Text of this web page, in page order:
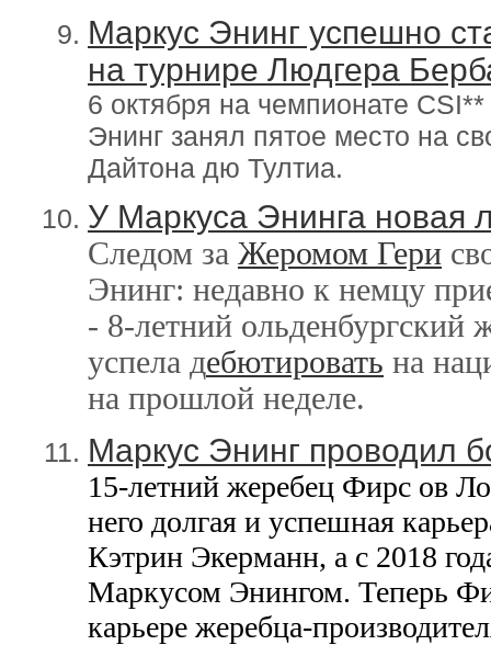
Маркус Энинг успешно
на турнире Людгера
6 октября на чемпионате
Энинг занял пятое место на
Дайтона дю Тултиа.
У Маркуса Энинга новая
Следом за Жеромом Гери
Энинг: недавно к немцу
- 8-летний ольденбургский
успела дебютировать на
на прошлой неделе.
Маркус Энинг проводил
15-летний жеребец Фирс ов
него долгая и успешная
Кэтрин Экерманн, а с 2018
Маркусом Энингом. Теперь
карьере жеребца-